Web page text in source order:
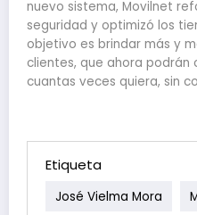
nuevo sistema, Movilnet
seguridad y optimizó los
objetivo es brindar más y
clientes, que ahora podrán
cuantas veces quiera, sin
Etiqueta
José Vielma Mora